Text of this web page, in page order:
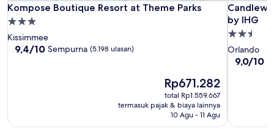
Kompose Boutique Resort at Theme Parks
Kompose Boutique Resort at Theme Parks
Properti
bintang
3.0
Kissimmee
9.4
9,4/10 Sempurna (5.198 ulasan)
Harga
sekarang
Rp671.282
Rp671.282
total Rp1.559.667
termasuk pajak & biaya lainnya
10 Agu - 11 Agu
by IHG
Properti
bintang
2.5
Orlando
9.0
9,0/10